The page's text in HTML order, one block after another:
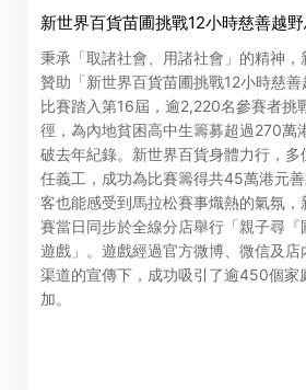
新世界百貨苗圃挑戰12小時慈善越
秉承「取諸社會、用諸社會」的精神，
贊助「新世界百貨苗圃挑戰12小時慈善
比賽踏入第16屆，逾2,220名參賽者挑
徑，為內地貧困高中生籌募超過270萬
破去年紀錄。新世界百貨身體力行，
任義工，成功為比賽籌得共45萬港元
客也能感受到馬拉松賽事熾熱的氣氛，
賽當日同步於全線分店舉行「親子尋
遊戲」。遊戲經過官方微博、微信及
渠道的宣傳下，成功吸引了逾450個家
加。